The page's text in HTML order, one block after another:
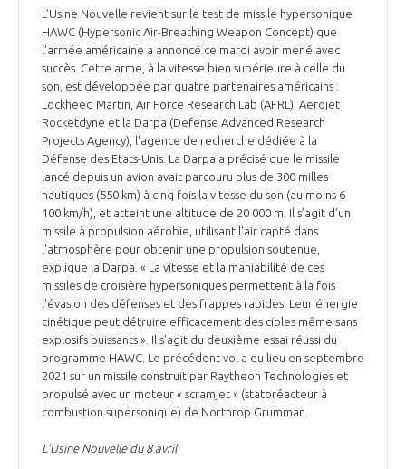
L’Usine Nouvelle revient sur le test de missile hypersonique
HAWC (Hypersonic Air-Breathing Weapon Concept) que
l’armée américaine a annoncé ce mardi avoir mené avec
succès. Cette arme, à la vitesse bien supérieure à celle du
son, est développée par quatre partenaires américains :
Lockheed Martin, Air Force Research Lab (AFRL), Aerojet
Rocketdyne et la Darpa (Defense Advanced Research
Projects Agency), l'agence de recherche dédiée à la
Défense des Etats-Unis. La Darpa a précisé que le missile
lancé depuis un avion avait parcouru plus de 300 milles
nautiques (550 km) à cinq fois la vitesse du son (au moins 6
100 km/h), et atteint une altitude de 20 000 m. Il s’agit d’un
missile à propulsion aérobie, utilisant l'air capté dans
l'atmosphère pour obtenir une propulsion soutenue,
explique la Darpa. « La vitesse et la maniabilité de ces
missiles de croisière hypersoniques permettent à la fois
l'évasion des défenses et des frappes rapides. Leur énergie
cinétique peut détruire efficacement des cibles même sans
explosifs puissants ». Il s’agit du deuxième essai réussi du
programme HAWC. Le précédent vol a eu lieu en septembre
2021 sur un missile construit par Raytheon Technologies et
propulsé avec un moteur « scramjet » (statoréacteur à
combustion supersonique) de Northrop Grumman.
L’Usine Nouvelle du 8 avril